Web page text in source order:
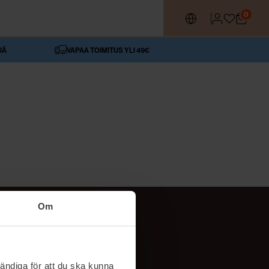
Om
för att du ska kunna
0
VAPAA TOIMITUS YLI 49€
SEURAA MEITÄ